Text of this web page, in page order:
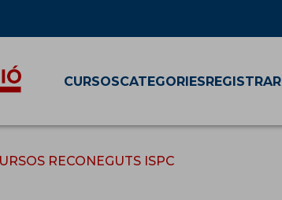
CURSOSCATEGORIES
RECONEGUTS ISPC